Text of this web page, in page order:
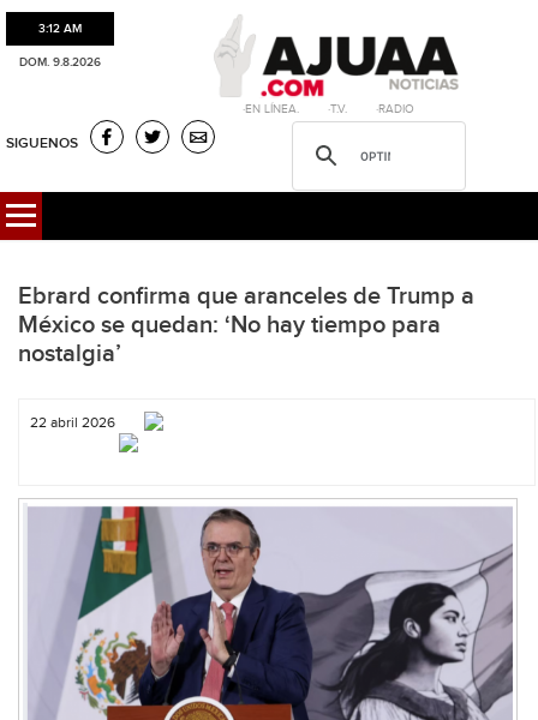
3:12 AM
DOM. 9.8.2026
·EN LÍNEA. ·T.V. ·RADIO
SIGUENOS
Ebrard confirma que aranceles de Trump a
México se quedan: ‘No hay tiempo para
nostalgia’
22 abril 2026